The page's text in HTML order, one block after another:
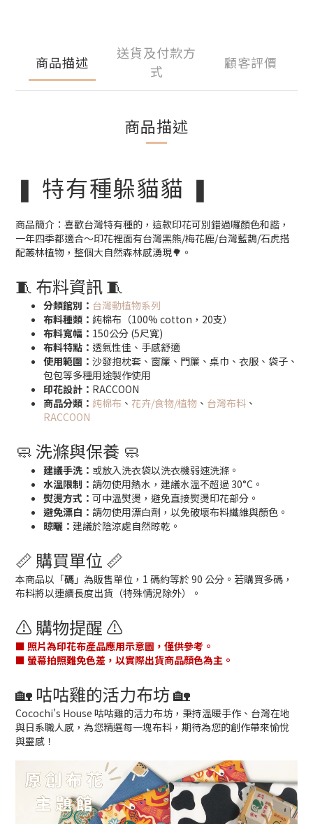
商品描述
送貨及付款方
式
顧客評價
商品描述
❚ 特有種躲貓貓 ❚
商品簡介：喜歡台灣特有種的，這款印花可別錯過囉顏色和諧，
一年四季都適合～印花裡面有台灣黑熊/梅花鹿/台灣藍鵲/石虎搭
配叢林植物，整個大自然森林感湧現🌳。
🧵 布料資訊 🧵
分類館別： 台灣動植物系列
布料種類： 純棉布（100% cotton，20支）
布料寬幅： 150公分 (5尺寬)
布料特點： 透氣性佳、手感舒適
使用範圍： 沙發抱枕套、窗簾、門簾、桌巾、衣服、袋子、
包包等多種用途製作使用
印花設計： RACCOON
商品分類： 純棉布 、 花卉/食物/植物 、 台灣布料 、
RACCOON
🧼 洗滌與保養 🧼
建議手洗： 或放入洗衣袋以洗衣機弱速洗滌。
水溫限制： 請勿使用熱水，建議水溫不超過 30°C。
熨燙方式： 可中溫熨燙，避免直接熨燙印花部分。
避免漂白： 請勿使用漂白劑，以免破壞布料纖維與顏色。
晾曬： 建議於陰涼處自然晾乾。
📏 購買單位 📏
本商品以「碼 」為販售單位，1 碼約等於 90 公分。若購買多碼，
布料將以連續長度出貨（特殊情況除外）。
⚠️ 購物提醒 ⚠️
■ 照片為印花布產品應用示意圖，僅供參考。
■ 螢幕拍照難免色差，以實際出貨商品顏色為主。
🏡 咕咕雞的活力布坊 🏡
Cocochi's House 咕咕雞的活力布坊，秉持溫暖手作、台灣在地
與日系職人感，為您精選每一塊布料，期待為您的創作帶來愉悅
與靈感！